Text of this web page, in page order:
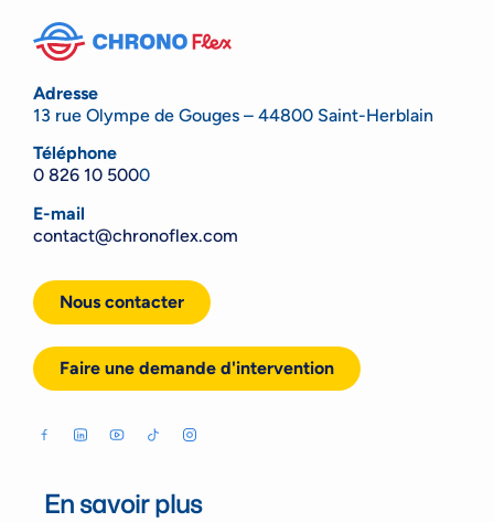
Adresse
13 rue Olympe de Gouges – 44800 Saint-Herblain
Téléphone
0 826 10 5000
E-mail
contact@chronoflex.com
Nous contacter
Faire une demande d'intervention
En savoir plus